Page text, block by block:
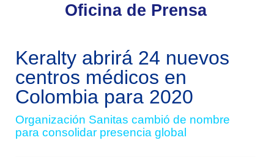
Oficina de Prensa
Keralty abrirá 24 nuevos
centros médicos en
Colombia para 2020
Organización Sanitas cambió de nombre
para consolidar presencia global